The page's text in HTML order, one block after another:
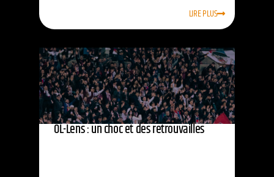
LIRE PLUS
OL-Lens : un choc et des retrouvailles